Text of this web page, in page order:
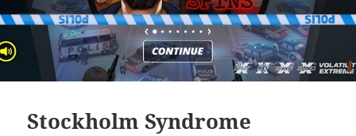
Stockholm Syndrome